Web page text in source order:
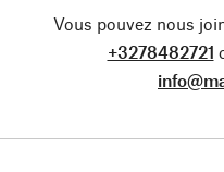
Vous pouvez nous
+3278482721